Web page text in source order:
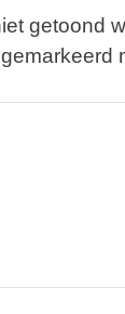
getoond